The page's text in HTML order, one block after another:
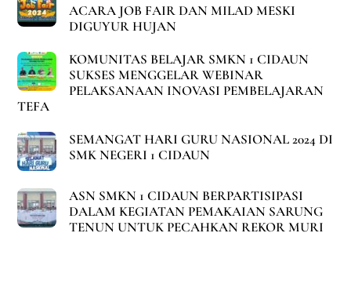
ACARA JOB FAIR DAN MILAD MESKI
DIGUYUR HUJAN
KOMUNITAS BELAJAR SMKN 1 CIDAUN
SUKSES MENGGELAR WEBINAR
PELAKSANAAN INOVASI PEMBELAJARAN
TEFA
SEMANGAT HARI GURU NASIONAL 2024 DI
SMK NEGERI 1 CIDAUN
ASN SMKN 1 CIDAUN BERPARTISIPASI
DALAM KEGIATAN PEMAKAIAN SARUNG
TENUN UNTUK PECAHKAN REKOR MURI